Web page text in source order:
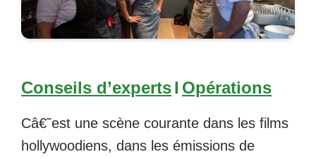
Conseils d’expertsI Opérations
Câ€˜est une scène courante dans les films
hollywoodiens, dans les émissions de